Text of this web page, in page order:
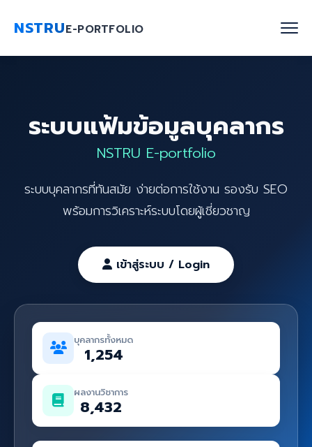
NSTRUE-PORTFOLIO
ค้นหาบุคลากร
งานวิจัย
เกี่ยวกับเรา
ติดต่อเรา
ระบบแฟ้มข้อมูลบุคลากร
NSTRU E-portfolio
ระบบบุคลากรที่ทันสมัย ง่ายต่อการใช้งาน รองรับ SEO
พร้อมการวิเคราะห์ระบบโดยผู้เชี่ยวชาญ
เข้าสู่ระบบ / Login
บุคลากรทั้งหมด
1,254
ผลงานวิชาการ
8,432